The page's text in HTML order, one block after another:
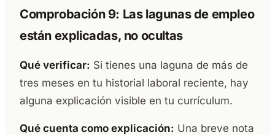
Comprobación 9: Las lagunas de empleo
están explicadas, no ocultas
Qué verificar: Si tienes una laguna de más de
tres meses en tu historial laboral reciente, hay
alguna explicación visible en tu currículum.
Qué cuenta como explicación: Una breve nota